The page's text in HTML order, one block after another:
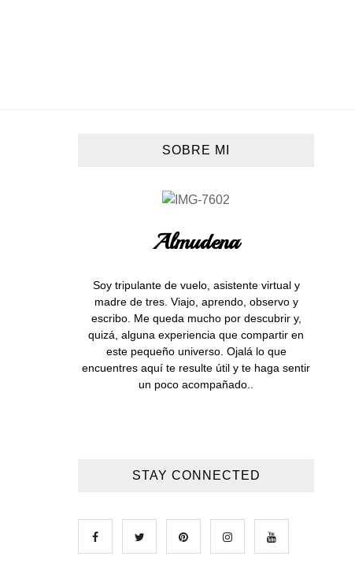
SOBRE MI
Almudena
Soy tripulante de vuelo, asistente virtual y
madre de tres. Viajo, aprendo, observo y
escribo. Me queda mucho por descubrir y,
quizá, alguna experiencia que compartir en
este pequeño universo. Ojalá lo que
encuentres aquí te resulte útil y te haga sentir
un poco acompañado..
STAY CONNECTED